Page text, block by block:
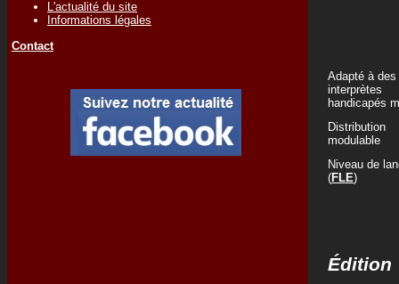
L'actualité du site
Informations légales
Contact
Adapté à des
interprètes
handicapés
Distribution
modulable
Niveau de
(FLE)
Édition